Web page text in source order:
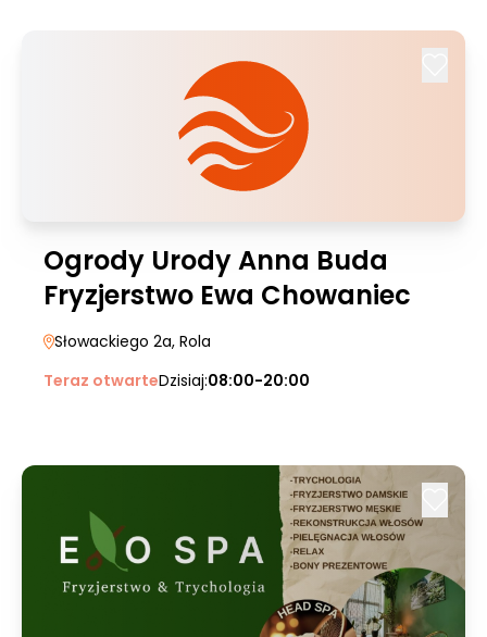
Ogrody Urody Anna Buda
Fryzjerstwo Ewa Chowaniec
Słowackiego 2a, Rola
Teraz otwarteDzisiaj:08:00-20:00